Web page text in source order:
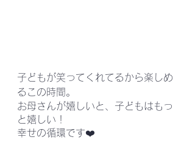
子どもが笑ってくれてるから楽しめ
るこの時間。
お母さんが嬉しいと、子どもはもっ
と嬉しい！
幸せの循環です❤️